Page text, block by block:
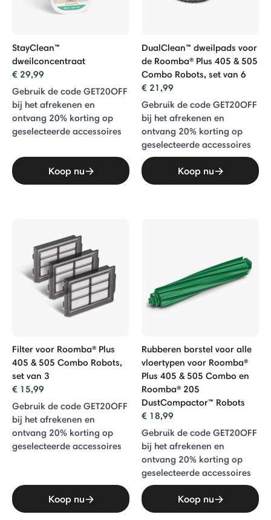
StayClean™
dweilconcentraat
€ 29,99
Gebruik de code GET20OFF
bij het afrekenen en
ontvang 20% ​​korting op
geselecteerde accessoires
Koop nu
DualClean™ dweilpads voor
de Roomba® Plus 405 & 505
Combo Robots, set van 6
€ 21,99
Gebruik de code GET20OFF
bij het afrekenen en
ontvang 20% ​​korting op
geselecteerde accessoires
Koop nu
Filter voor Roomba® Plus
405 & 505 Combo Robots,
set van 3
€ 15,99
Gebruik de code GET20OFF
bij het afrekenen en
ontvang 20% ​​korting op
geselecteerde accessoires
Koop nu
Rubberen borstel voor alle
vloertypen voor Roomba®
Plus 405 & 505 Combo en
Roomba® 205
DustCompactor™ Robots
€ 18,99
Gebruik de code GET20OFF
bij het afrekenen en
ontvang 20% ​​korting op
geselecteerde accessoires
Koop nu